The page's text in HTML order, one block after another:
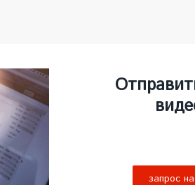
запрос